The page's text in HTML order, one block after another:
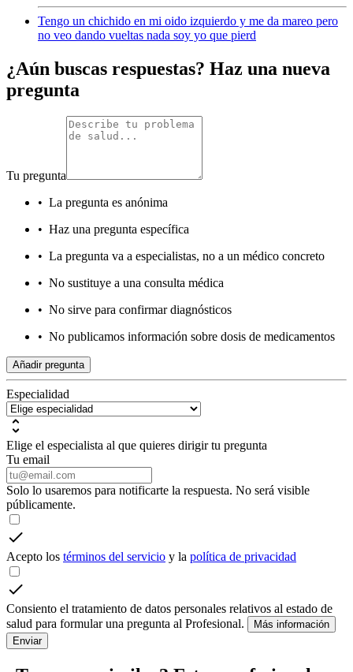
Tengo un chichido en mi oido izquierdo y me da mareo pero
no veo dando vueltas nada soy yo que pierd
¿Aún buscas respuestas? Haz una nueva
pregunta
Tu pregunta
• La pregunta es anónima
• Haz una pregunta específica
• La pregunta va a especialistas, no a un médico concreto
• No sustituye a una consulta médica
• No sirve para confirmar diagnósticos
• No publicamos información sobre dosis de medicamentos
Añadir pregunta
Especialidad
Elige el especialista al que quieres dirigir tu pregunta
Tu email
Solo lo usaremos para notificarte la respuesta. No será visible
públicamente.
Acepto los términos del servicio y la política de privacidad
Consiento el tratamiento de datos personales relativos al estado de
salud para formular una pregunta al Profesional.
Más información
Enviar